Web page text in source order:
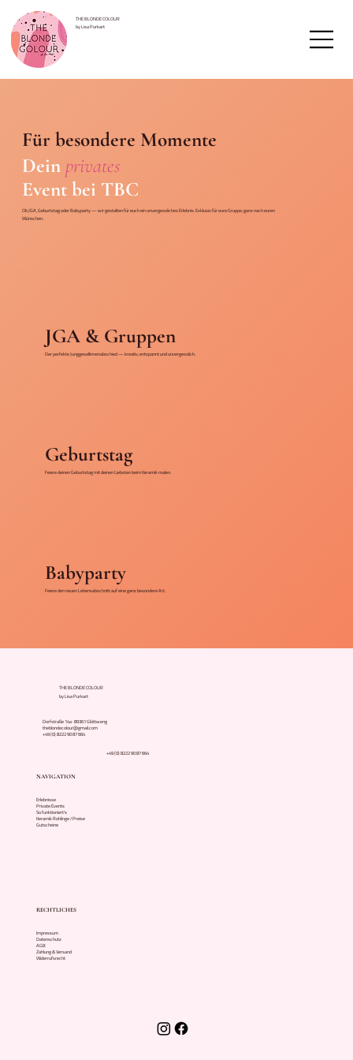
THE BLONDE COLOUR
by Lisa Purkart
Für besondere Momente
Dein privates
Event bei TBC
Ob JGA, Geburtstag oder Babyparty — wir gestalten für euch ein unvergessliches Erlebnis. Exklusiv für eure Gruppe, ganz nach euren
Wünschen.
JGA & Gruppen
Der perfekte Junggesellinnenabschied — kreativ, entspannt und unvergesslich.
Geburtstag
Feiere deinen Geburtstag mit deinen Liebsten beim Keramik malen.
Babyparty
Feiere den neuen Lebensabschnitt auf eine ganz besondere Art.
THE BLONDE COLOUR
by Lisa Purkart
Dorfstraße 14a · 89361 Glöttweng
theblondecolour@gmail.com
+49 (0) 8222 90 87 664
+49 (0) 8222 90 87 664
NAVIGATION
Erlebnisse
Private Events
So funktioniert's
Keramik Rohlinge / Preise
Gutscheine
RECHTLICHES
Impressum
Datenschutz
AGB
Zahlung & Versand
Widerrufsrecht